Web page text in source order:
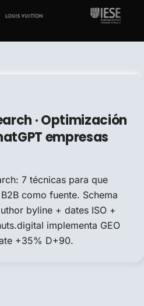
· Optimización
empresas
7 técnicas para que
como fuente. Schema
byline + dates ISO +
implementa GEO
+35% D+90.